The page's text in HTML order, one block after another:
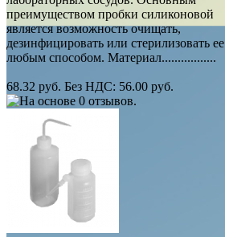
преимуществом пробки силиконовой
является возможность очищать,
дезинфицировать или стерилизовать ее
любым способом. Материал.................
68.32 руб. Без НДС: 56.00 руб.